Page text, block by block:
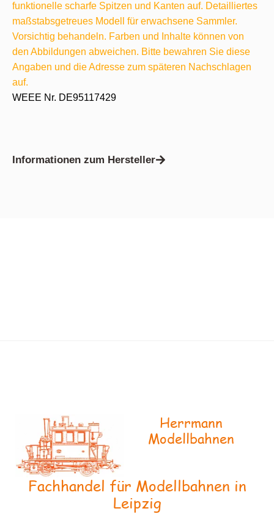
funktionelle scharfe Spitzen und Kanten auf. Detailliertes
maßstabsgetreues Modell für erwachsene Sammler.
Vorsichtig behandeln. Farben und Inhalte können von
den Abbildungen abweichen. Bitte bewahren Sie diese
Angaben und die Adresse zum späteren Nachschlagen
auf.
WEEE Nr. DE95117429
Informationen zum Hersteller
Herrmann
Modellbahnen
Fachhandel für Modellbahnen in
Leipzig